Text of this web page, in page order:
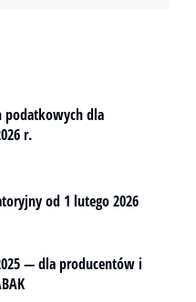
podatkowych dla
r.
od 1 lutego 2026
— dla producentów i